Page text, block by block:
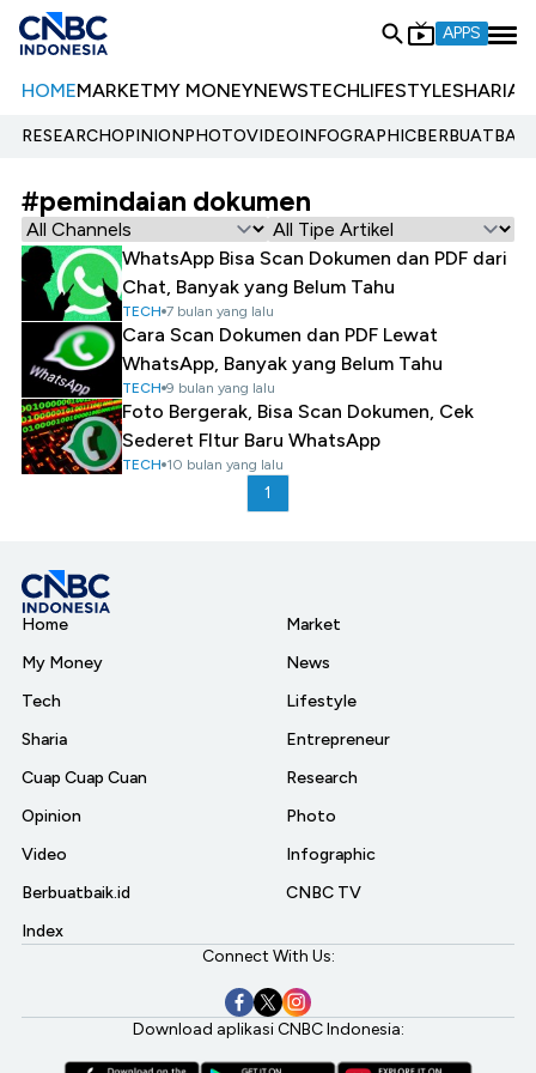
APPS
HOMEMARKETMY MONEYNEWSTECHLIFESTYLESHARIA
RESEARCHOPINIONPHOTOVIDEOINFOGRAPHIC
#pemindaian dokumen
WhatsApp Bisa Scan Dokumen dan PDF dari
Chat, Banyak yang Belum Tahu
TECH 7 bulan yang lalu
Cara Scan Dokumen dan PDF Lewat
WhatsApp, Banyak yang Belum Tahu
TECH 9 bulan yang lalu
Foto Bergerak, Bisa Scan Dokumen, Cek
Sederet FItur Baru WhatsApp
TECH 10 bulan yang lalu
1
Home
My Money
Tech
Sharia
Cuap Cuap Cuan
Opinion
Video
Berbuatbaik.id
Index
Market
News
Lifestyle
Entrepreneur
Research
Photo
Infographic
CNBC TV
Connect With Us:
Download aplikasi CNBC Indonesia: